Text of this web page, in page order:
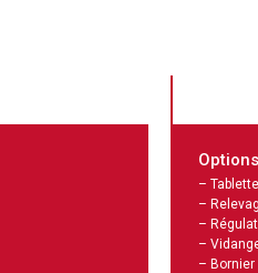
–
–
–
–
–